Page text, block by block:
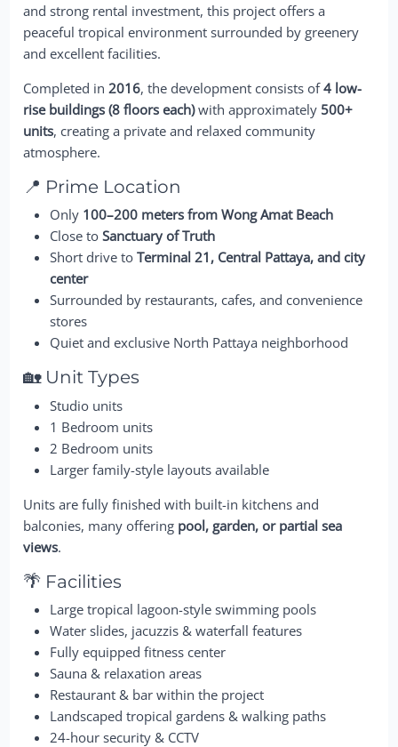
and strong rental investment, this project offers a
peaceful tropical environment surrounded by greenery
and excellent facilities.
Completed in2016, the development consists of4 low-
rise buildings (8 floors each)with approximately 500+
units, creating a private and relaxed community
atmosphere.
📍 Prime Location
Only 100–200 meters from Wong Amat Beach
Close toSanctuary of Truth
Short drive toTerminal 21, Central Pattaya, and city
center
Surrounded by restaurants, cafes, and convenience
stores
Quiet and exclusive North Pattaya neighborhood
🏡 Unit Types
Studio units
1 Bedroom units
2 Bedroom units
Larger family-style layouts available
Units are fully finished with built-in kitchens and
balconies, many offering pool, garden, or partial sea
views.
🌴 Facilities
Large tropical lagoon-style swimming pools
Water slides, jacuzzis & waterfall features
Fully equipped fitness center
Sauna & relaxation areas
Restaurant & bar within the project
Landscaped tropical gardens & walking paths
24-hour security & CCTV